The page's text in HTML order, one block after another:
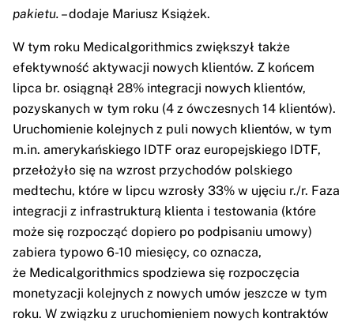
pakietu. – dodaje Mariusz Książek.
W tym roku Medicalgorithmics zwiększył także
efektywność aktywacji nowych klientów. Z końcem
lipca br. osiągnął 28% integracji nowych klientów,
pozyskanych w tym roku (4 z ówczesnych 14 klientów).
Uruchomienie kolejnych z puli nowych klientów, w tym
m.in. amerykańskiego IDTF oraz europejskiego IDTF,
przełożyło się na wzrost przychodów polskiego
medtechu, które w lipcu wzrosły 33% w ujęciu r./r. Faza
integracji z infrastrukturą klienta i testowania (które
może się rozpocząć dopiero po podpisaniu umowy)
zabiera typowo 6-10 miesięcy, co oznacza,
że Medicalgorithmics spodziewa się rozpoczęcia
monetyzacji kolejnych z nowych umów jeszcze w tym
roku. W związku z uruchomieniem nowych kontraktów